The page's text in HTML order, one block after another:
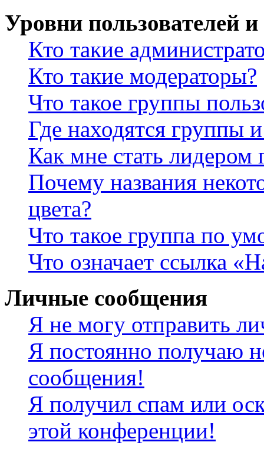
Уровни пользователей
Кто такие
Кто такие модераторы?
Что такое группы
Где находятся группы
Как мне стать лидером
Почему названия
цвета?
Что такое группа по
Что означает ссылка
Личные сообщения
Я не могу отправить
Я постоянно получаю
сообщения!
Я получил спам или
этой конференции!